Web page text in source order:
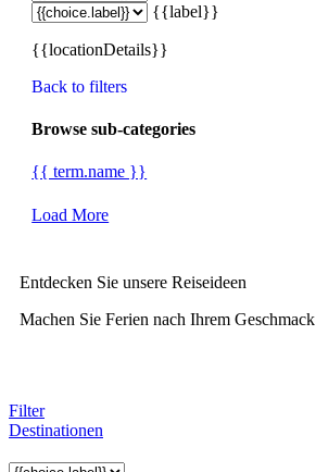
{{label}}
{{locationDetails}}
Back to filters
Browse sub-categories
{{ term.name }}
Load More
Entdecken Sie unsere Reiseideen
Machen Sie Ferien nach Ihrem Geschmack
Filter
Destinationen